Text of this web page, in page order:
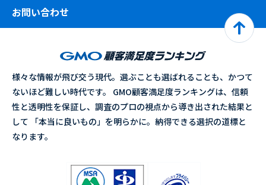
お問い合わせ
様々な情報が飛び交う現代。選ぶことも選ばれることも、かつて
ないほど難しい時代です。 GMO顧客満足度ランキングは、信頼
性と透明性を保証し、調査のプロの視点から導き出された結果と
して 「本当に良いもの」を明らかに。納得できる選択の道標と
なります。